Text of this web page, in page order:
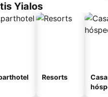
Yialos
Resorts